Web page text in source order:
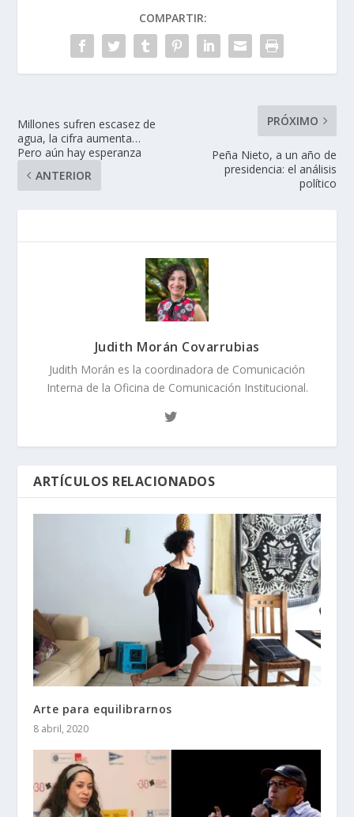
COMPARTIR:
Millones sufren escasez de
agua, la cifra aumenta…
Pero aún hay esperanza
ANTERIOR
PRÓXIMO
Peña Nieto, a un año de
presidencia: el análisis
político
Judith Morán Covarrubias
Judith Morán es la coordinadora de Comunicación
Interna de la Oficina de Comunicación Institucional.
ARTÍCULOS RELACIONADOS
Arte para equilibrarnos
8 abril, 2020